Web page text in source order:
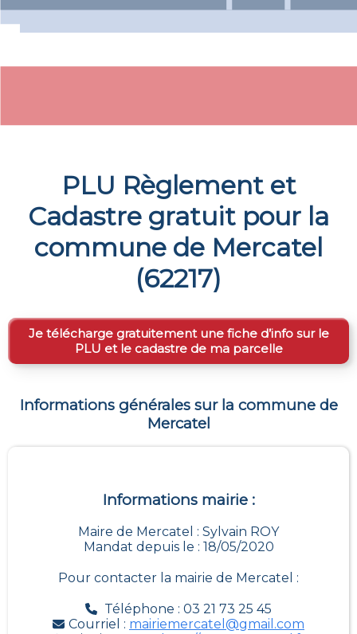
PLU Règlement et
Cadastre gratuit pour la
commune de Mercatel
(62217)
Je télécharge gratuitement une fiche d’info sur le
PLU et le cadastre de ma parcelle
Informations générales sur la commune de
Mercatel
Informations mairie :
Maire de Mercatel : Sylvain ROY
Mandat depuis le : 18/05/2020
Pour contacter la mairie de Mercatel :
Téléphone : 03 21 73 25 45
Courriel : mairiemercatel@gmail.com